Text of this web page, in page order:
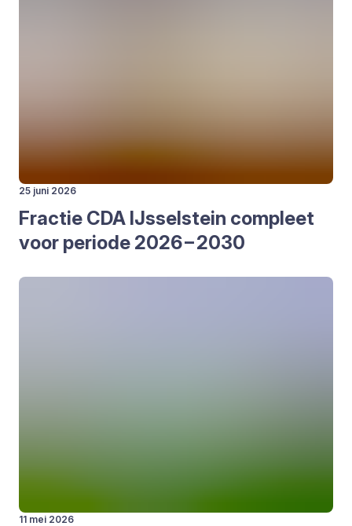
25 juni 2026
Frac­tie CDA IJs­sel­stein com­pleet
voor peri­o­de 2026–2030
11 mei 2026